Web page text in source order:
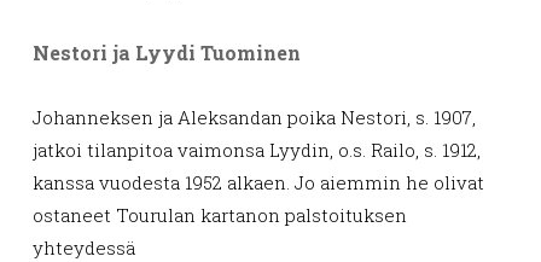
Nestori ja Lyydi Tuominen
Johanneksen ja Aleksandan poika Nestori, s. 1907,
jatkoi tilanpitoa vaimonsa Lyydin, o.s. Railo, s. 1912,
kanssa vuodesta 1952 alkaen. Jo aiemmin he olivat
ostaneet Tourulan kartanon palstoituksen
yhteydessä